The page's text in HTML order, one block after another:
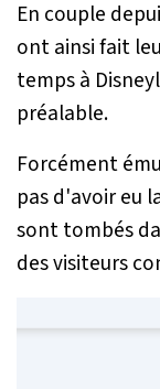
En couple
ont ainsi fait
temps à
préalable.
Forcément
pas d'avoir eu
sont tombés
des visiteurs